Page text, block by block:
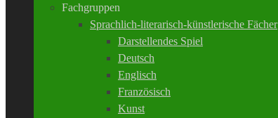
Fachgruppen
Sprachlich-literarisch-künstlerische Fächer
Darstellendes Spiel
Deutsch
Englisch
Französisch
Kunst